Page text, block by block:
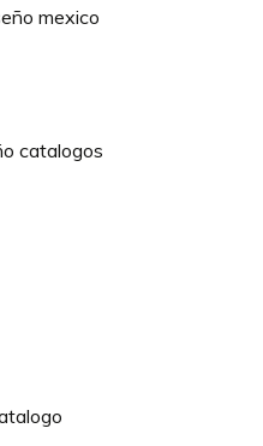
mexico
catalogos